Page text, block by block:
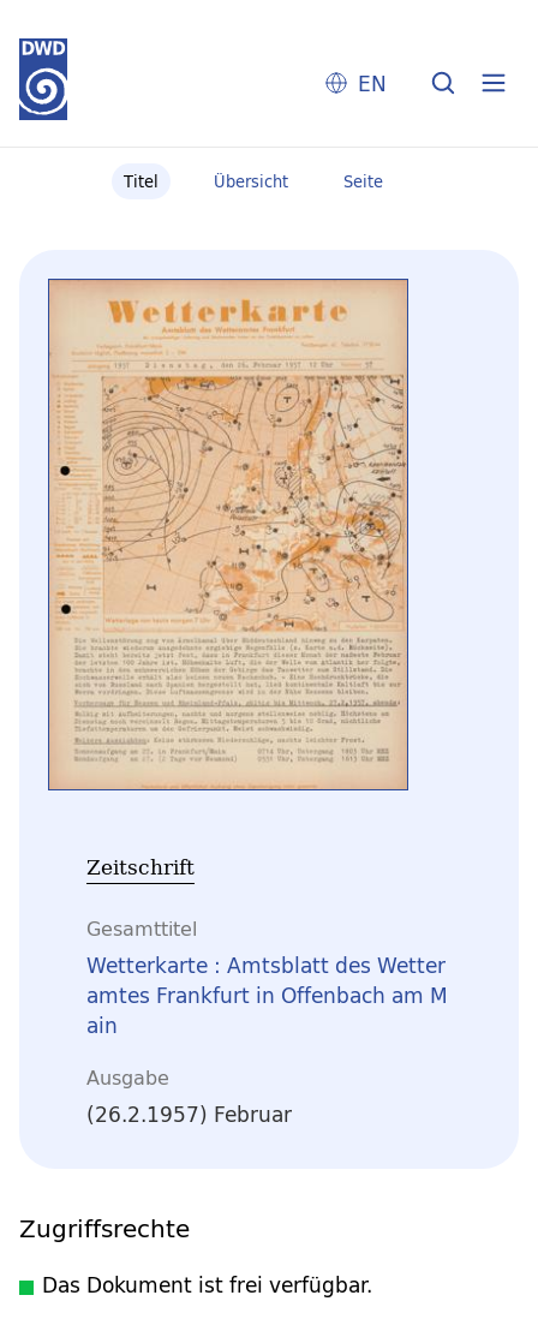
EN
Titel Übersicht Seite
Zeitschrift
Gesamttitel
Wetterkarte : Amtsblatt des Wetter
amtes Frankfurt in Offenbach am M
ain
Ausgabe
(26.2.1957) Februar
Zugriffsrechte
Das Dokument ist frei verfügbar.